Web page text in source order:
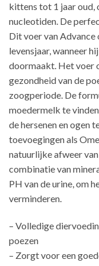
kittens tot 1 jaar oud,
nucleotiden. De
Dit voer van
levensjaar, wanneer
doormaakt. Het voer
gezondheid van de
zoogperiode. De
moedermelk te
de hersenen en ogen
toevoegingen als
natuurlijke afweer
combinatie van
PH van de urine, om
verminderen.
– Volledige
poezen
– Zorgt voor een